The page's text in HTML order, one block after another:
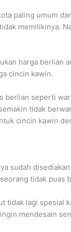
paling umum
memilikinya.
harga berlian
cincin kawin.
berlian seperti
tidak
cincin kawin
sudah
tidak
tidak lagi spesial
mendesain